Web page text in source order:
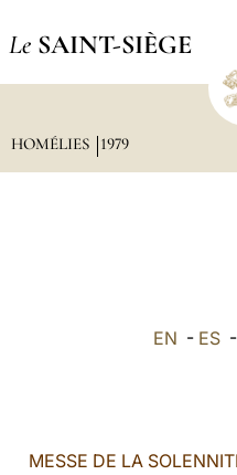
Le SAINT-SIÈGE
HOMÉLIES 1979
EN - ES-
MESSE DE LA